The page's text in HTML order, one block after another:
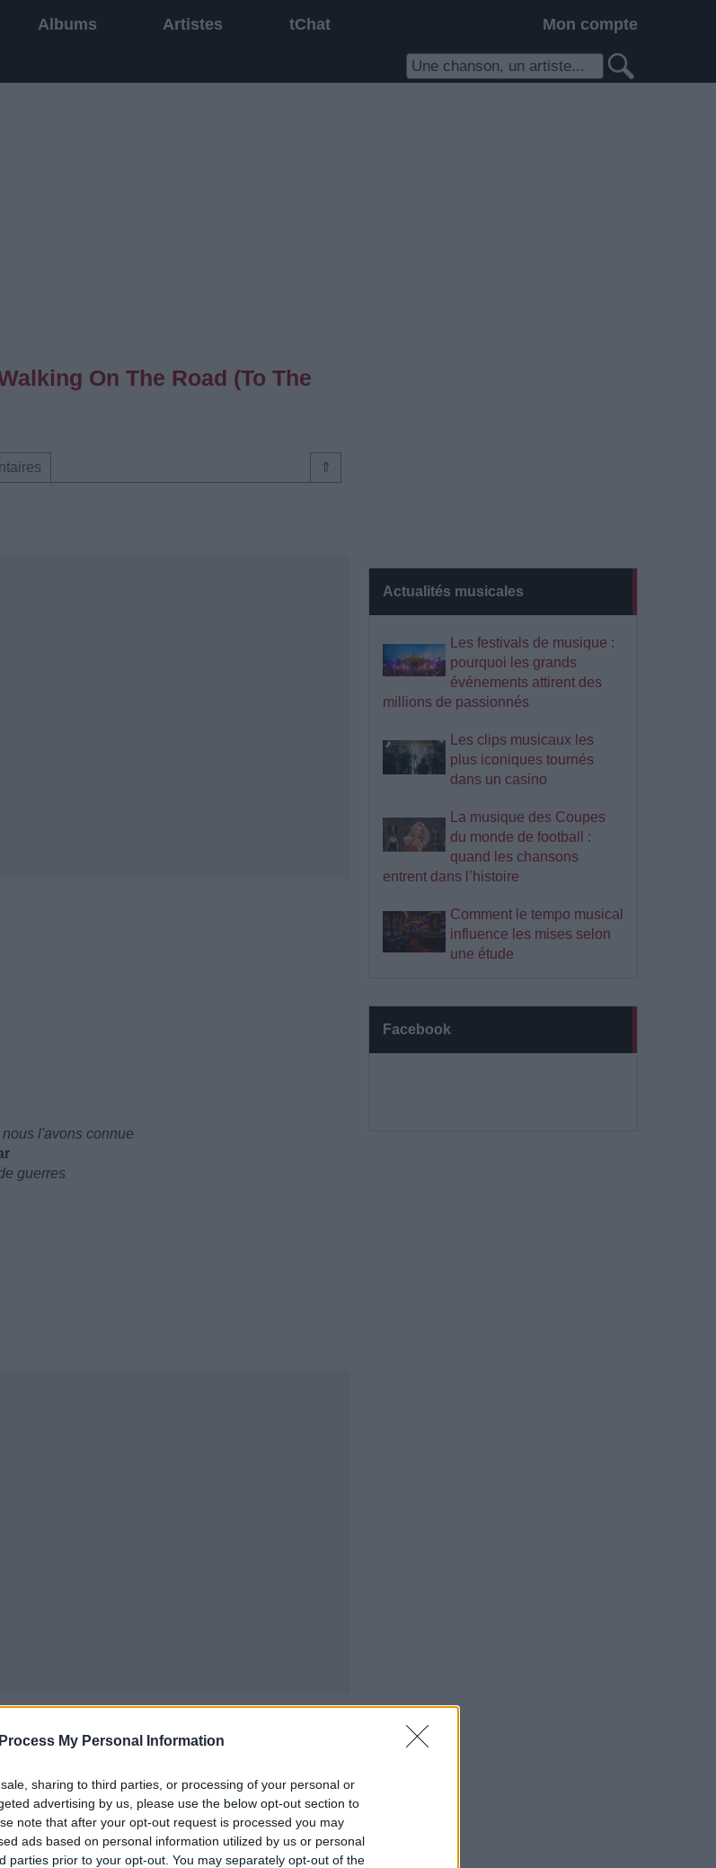
My Personal Information
sharing to third parties, or processing of your personal or
advertising by us, please use the below opt-out section to
note that after your opt-out request is processed you may
ads based on personal information utilized by us or personal
parties prior to your opt-out. You may separately opt-out of the
Albums Artistes tChat Mon compte
Actualités musicales
Les festivals de musique :
pourquoi les grands
événements attirent des
millions de passionnés
Les clips musicaux les
plus iconiques tournés
dans un casino
La musique des Coupes
du monde de football :
quand les chansons
entrent dans l’histoire
Comment le tempo musical
influence les mises selon
une étude
Facebook
On The Road (To The
⇑
l'avons connue
guerres
trop tard